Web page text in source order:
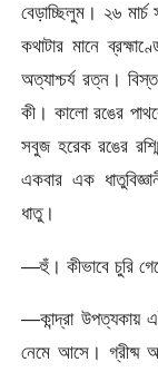
বেড়াচ্ছিলুম। ২৬
কথাটার মানে
অত্যাশ্চর্য রত্ন।
কী। কালো রঙের
সবুজ হরেক রঙের
একবার এক
ধাতু।
—হুঁ। কীভাবে চুরি
—কান্দ্রা উপত্যকায়
নেমে আসে। গ্রীষ্ম